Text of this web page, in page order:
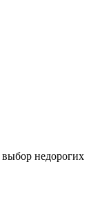
недорогих